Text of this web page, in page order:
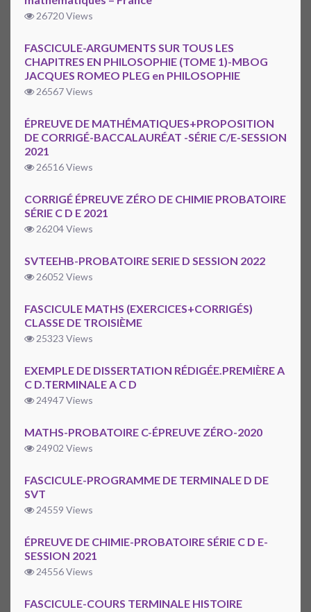
26720 Views
FASCICULE-ARGUMENTS SUR TOUS LES
CHAPITRES EN PHILOSOPHIE (TOME 1)-MBOG
JACQUES ROMEO PLEG en PHILOSOPHIE
26567 Views
ÉPREUVE DE MATHÉMATIQUES+PROPOSITION
DE CORRIGÉ-BACCALAURÉAT -SÉRIE C/E-SESSION
2021
26516 Views
CORRIGÉ ÉPREUVE ZÉRO DE CHIMIE PROBATOIRE
SÉRIE C D E 2021
26204 Views
SVTEEHB-PROBATOIRE SERIE D SESSION 2022
26052 Views
FASCICULE MATHS (EXERCICES+CORRIGÉS)
CLASSE DE TROISIÈME
25323 Views
EXEMPLE DE DISSERTATION RÉDIGÉE.PREMIÈRE A
C D.TERMINALE A C D
24947 Views
MATHS-PROBATOIRE C-ÉPREUVE ZÉRO-2020
24902 Views
FASCICULE-PROGRAMME DE TERMINALE D DE
SVT
24559 Views
ÉPREUVE DE CHIMIE-PROBATOIRE SÉRIE C D E-
SESSION 2021
24556 Views
FASCICULE-COURS TERMINALE HISTOIRE